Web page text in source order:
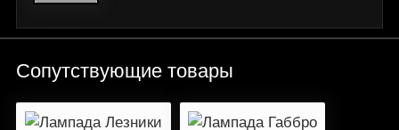
Сопутствующие товары